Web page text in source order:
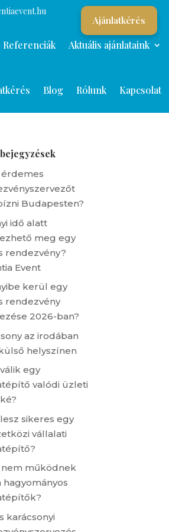
Referenciák Aktuális ajánlataink
Blog Rólunk Kapcsolat
Budapesten?
idő alatt
meg egy
rendezvény?
Event
kerül egy
rendezvény
2026-ban?
az irodában
helyszínen
egy
valódi üzleti
sikeres egy
vállalati
működnek
hagyományos
karácsonyi
Ajánlatkérés